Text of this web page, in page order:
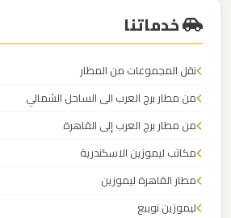
خدماتنا
نقل المجموعات من المطار
من مطار برج العرب الى الساحل الشمالي
من مطار برج العرب إلى القاهرة
مكاتب ليموزين الاسكندرية
مطار القاهرة ليموزين
ليموزين نويبع
ليموزين
العاصمة
الادارية
ليموزين
اكتوبر